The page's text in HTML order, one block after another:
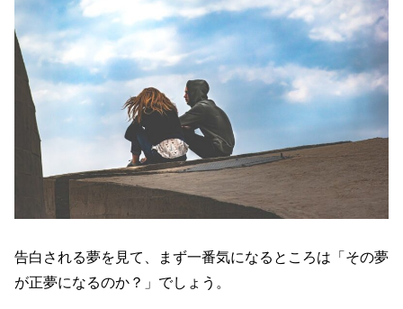
告白される夢を見て、まず一番気になるところは「その夢
が正夢になるのか？」でしょう。